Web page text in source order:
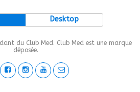
Desktop
du Club Med. Club Med est une marque
déposée.